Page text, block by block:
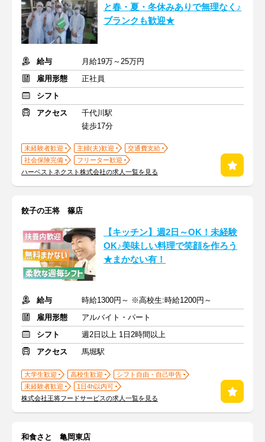
と春・夏・冬休みありで無理なく♪
ブランクも歓迎★
給与
月給19万～25万円
雇用形態
正社員
シフト
アクセス
千代川駅
徒歩17分
未経験者歓迎 主婦(夫)歓迎
交通費支給
社会保険完備
フリーター歓迎
ハーベストネクスト株式会社の求人一覧を見る
餃子の王将 篠店
【キッチン】週2日～OK！未経験
OK♪美味しい料理で笑顔を作ろう
★まかない有！
給与
時給1300円～ ※高校生:時給1200円～
雇用形態
アルバイト・パート
シフト
週2日以上 1日2時間以上
アクセス
馬堀駅
大学生歓迎 高校生歓迎
シフト自由・自己申告
未経験者歓迎
1日4h以内可
株式会社王将フードサービスの求人一覧を見る
和食さと 亀岡東店